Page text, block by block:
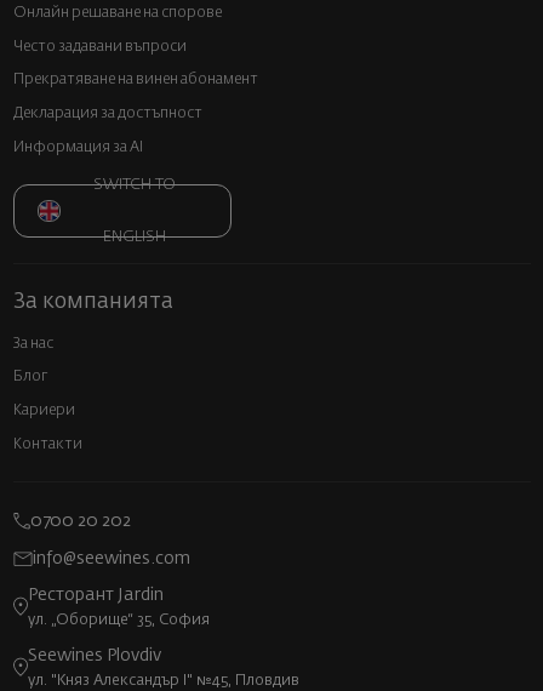
Онлайн решаване на спорове
Често задавани въпроси
Прекратяване на винен абонамент
Декларация за достъпност
Информация за AI
SWITCH TO
ENGLISH
За компанията
За нас
Блог
Кариери
Контакти
0700 20 202
info@seewines.com
Ресторант Jardin
ул. „Оборище“ 35, София
Seewines Plovdiv
ул. "Княз Александър I" №45, Пловдив